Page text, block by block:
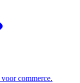
voor commerce.